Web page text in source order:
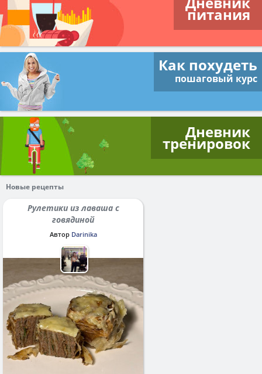
питания
Как похудеть
пошаговый курс
Дневник
тренировок
Новые рецепты
Рулетики из лаваша с
говядиной
Автор Darinika